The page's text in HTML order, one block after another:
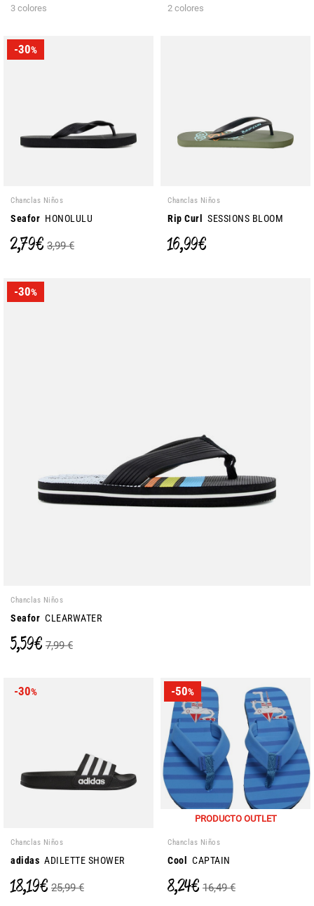
3 colores 2 colores
-30%
Chanclas Niños
Seafor HONOLULU
2,79 € 3,99 €
Chanclas Niños
Rip Curl SESSIONS BLOOM
16,99 €
-30%
Chanclas Niños
Seafor CLEARWATER
5,59 € 7,99 €
-30%
Chanclas Niños
adidas ADILETTE SHOWER
18,19 € 25,99 €
-50%
PRODUCTO OUTLET
Chanclas Niños
Cool CAPTAIN
8,24 € 16,49 €